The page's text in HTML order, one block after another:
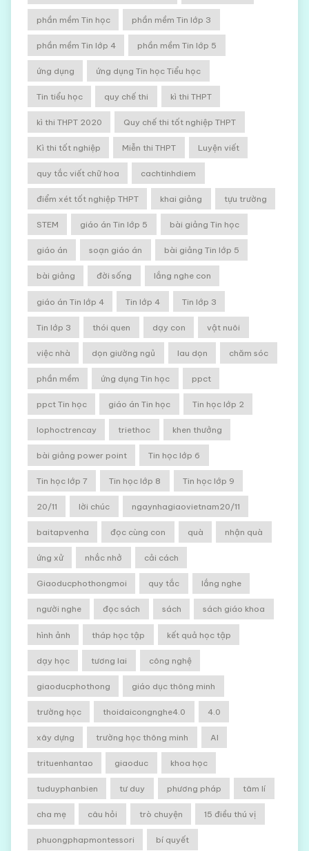
phần mềm Tin học phần mềm Tin lớp 3
phần mềm Tin lớp 4 phần mềm Tin lớp 5
ứng dụng ứng dụng Tin học Tiểu học
Tin tiểu học quy chế thi kì thi THPT
kì thi THPT 2020 Quy chế thi tốt nghiệp THPT
Kì thi tốt nghiệp Miễn thi THPT Luyện viết
quy tắc viết chữ hoa cachtinhdiem
điểm xét tốt nghiệp THPT khai giảng tựu trường
STEM giáo án Tin lớp 5 bài giảng Tin học
giáo án soạn giáo án bài giảng Tin lớp 5
bài giảng đời sống lắng nghe con
giáo án Tin lớp 4 Tin lớp 4 Tin lớp 3
Tin lớp 3 thói quen dạy con vật nuôi
việc nhà dọn giường ngủ lau dọn chăm sóc
phần mềm ứng dụng Tin học ppct
ppct Tin học giáo án Tin học Tin học lớp 2
lophoctrencay triethoc khen thưởng
bài giảng power point Tin học lớp 6
Tin học lớp 7 Tin học lớp 8 Tin học lớp 9
20/11 lời chúc ngaynhagiaovietnam20/11
baitapvenha đọc cùng con quà nhận quà
ứng xử nhắc nhở cải cách
Giaoducphothongmoi quy tắc lắng nghe
người nghe đọc sách sách sách giáo khoa
hình ảnh tháp học tập kết quả học tập
dạy học tương lai công nghệ
giaoducphothong giáo dục thông minh
trường học thoidaicongnghe4.0 4.0
xây dựng trường học thông minh AI
trituenhantao giaoduc khoa học
tuduyphanbien tư duy phương pháp tâm lí
cha mẹ câu hỏi trò chuyện 15 điều thú vị
phuongphapmontessori bí quyết